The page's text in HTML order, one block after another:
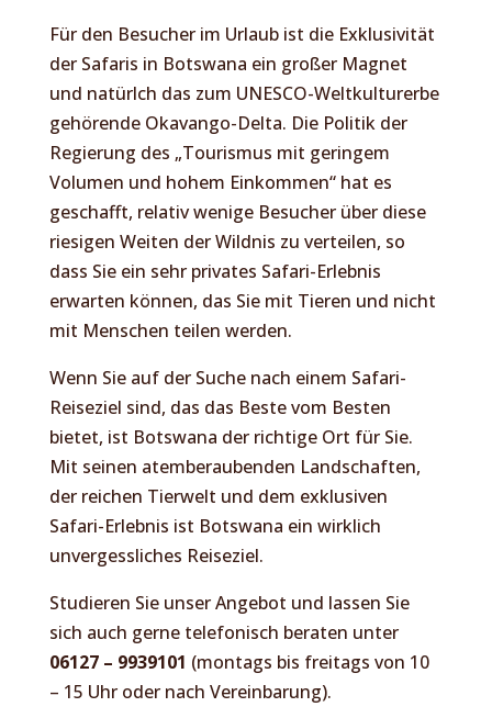
Für den Besucher im Urlaub ist die Exklusivität
der Safaris in Botswana ein großer Magnet
und natürlch das zum UNESCO-Weltkulturerbe
gehörende Okavango-Delta. Die Politik der
Regierung des „Tourismus mit geringem
Volumen und hohem Einkommen“ hat es
geschafft, relativ wenige Besucher über diese
riesigen Weiten der Wildnis zu verteilen, so
dass Sie ein sehr privates Safari-Erlebnis
erwarten können, das Sie mit Tieren und nicht
mit Menschen teilen werden.
Wenn Sie auf der Suche nach einem Safari-
Reiseziel sind, das das Beste vom Besten
bietet, ist Botswana der richtige Ort für Sie.
Mit seinen atemberaubenden Landschaften,
der reichen Tierwelt und dem exklusiven
Safari-Erlebnis ist Botswana ein wirklich
unvergessliches Reiseziel.
Studieren Sie unser Angebot und lassen Sie
sich auch gerne telefonisch beraten unter
06127 – 9939101 (montags bis freitags von 10
– 15 Uhr oder nach Vereinbarung).